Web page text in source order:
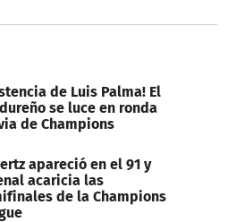
de Luis Palma! El
se luce en ronda
de Champions
apareció en el 91 y
acaricia las
de la Champions